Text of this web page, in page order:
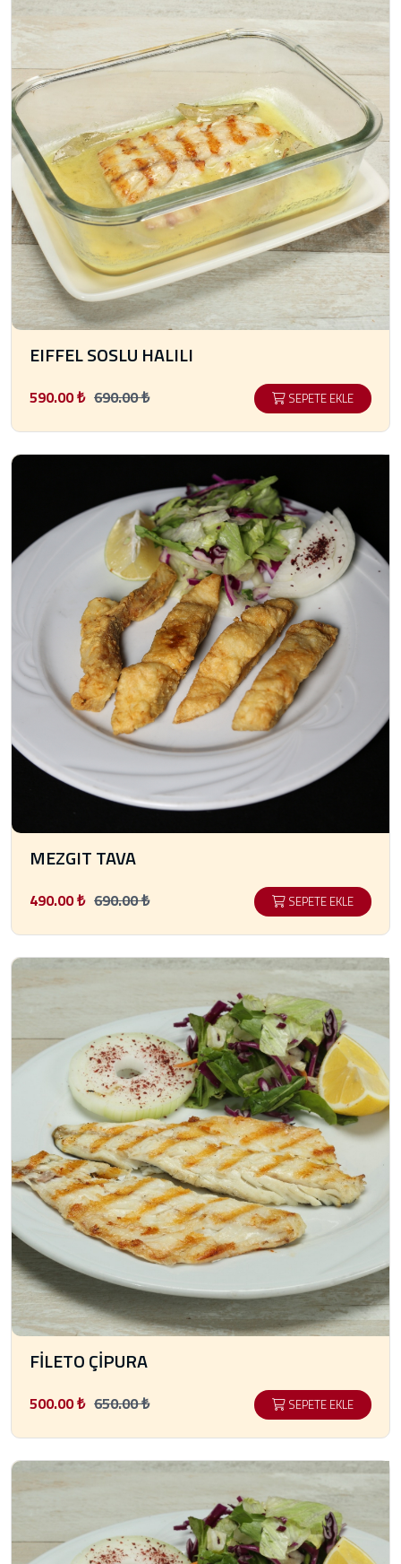
EIFFEL SOSLU HALILI
590.00 ₺ 690.00 ₺ SEPETE EKLE
MEZGIT TAVA
490.00 ₺ 690.00 ₺ SEPETE EKLE
FİLETO ÇİPURA
500.00 ₺ 650.00 ₺ SEPETE EKLE